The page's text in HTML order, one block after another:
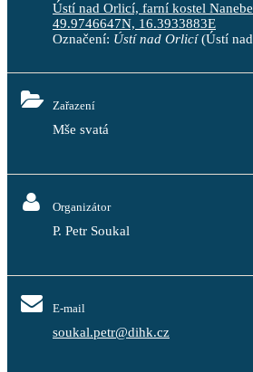
Ústí nad Orlicí, farní kostel
49.9746647N, 16.3933883E
Označení: Ústí nad Orlicí(Ústí
Zařazení
Mše svatá
Organizátor
P. Petr Soukal
E-mail
soukal.petr@dihk.cz